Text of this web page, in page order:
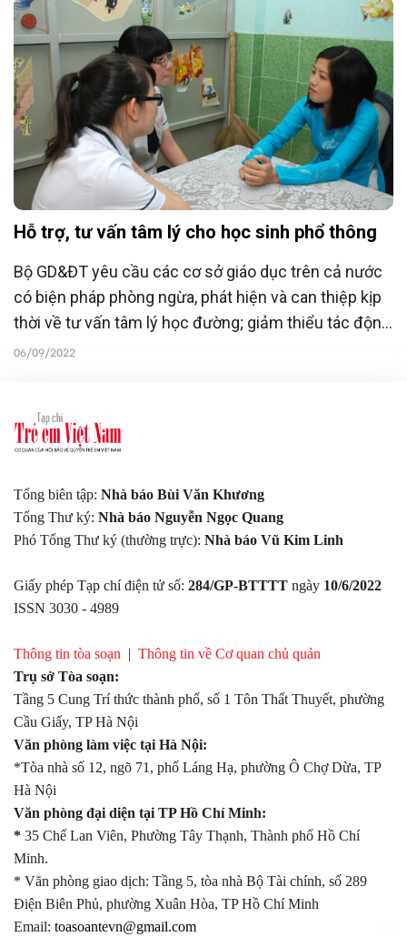
Hỗ trợ, tư vấn tâm lý cho học sinh phổ thông
Bộ GD&ĐT yêu cầu các cơ sở giáo dục trên cả nước
có biện pháp phòng ngừa, phát hiện và can thiệp kịp
thời về tư vấn tâm lý học đường; giảm thiểu tác động
tiêu cực.
06/09/2022
Tổng biên tập: Nhà báo Bùi Văn Khương
Tổng Thư ký: Nhà báo Nguyễn Ngọc Quang
Phó Tổng Thư ký (thường trực): Nhà báo Vũ Kim Linh
Giấy phép Tạp chí điện tử số: 284/GP-BTTTT ngày 10/6/2022
ISSN 3030 - 4989
Thông tin tòa soạn | Thông tin về Cơ quan chủ quản
Trụ sở Tòa soạn:
Tầng 5 Cung Trí thức thành phố, số 1 Tôn Thất Thuyết, phường
Cầu Giấy, TP Hà Nội
Văn phòng làm việc tại Hà Nội:
*Tòa nhà số 12, ngõ 71, phố Láng Hạ, phường Ô Chợ Dừa, TP
Hà Nội
Văn phòng đại diện tại TP Hồ Chí Minh:
* 35 Chế Lan Viên, Phường Tây Thạnh, Thành phố Hồ Chí
Minh.
* Văn phòng giao dịch: Tầng 5, tòa nhà Bộ Tài chính, số 289
Điện Biên Phủ, phường Xuân Hòa, TP Hồ Chí Minh
Email: toasoantevn@gmail.com